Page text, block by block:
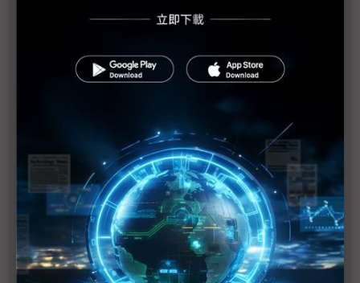
啓碁宣布參展CES 推出車用高效能運算平台
擷發CES 2025助攻聯發科AIoT平台
CES 2025最後倒數 台廠出征秀肌肉
耐能預告CES新品 邊緣GPT、機器人軟硬整合等
三星、樂金、SK出擊CES AI仍為關鍵詞
英特爾將於CES討論新世代AI PC技術
樂金Innotek CES 2025新品搶先看：開發車用RGB-
IR車艙相機模組